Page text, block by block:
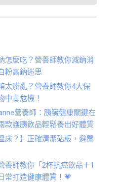
怎麼吃？營養師教你減鈉消
粉高鈉迷思
太髒亂？營養師教你4大保
中毒危機！
營養師：胰臟健康關鍵在
款護胰飲品輕鬆養出好體質
床？】正確清潔砧板，避開
養師教你「2杯抗癌飲品＋1
常打造健康體質！💗